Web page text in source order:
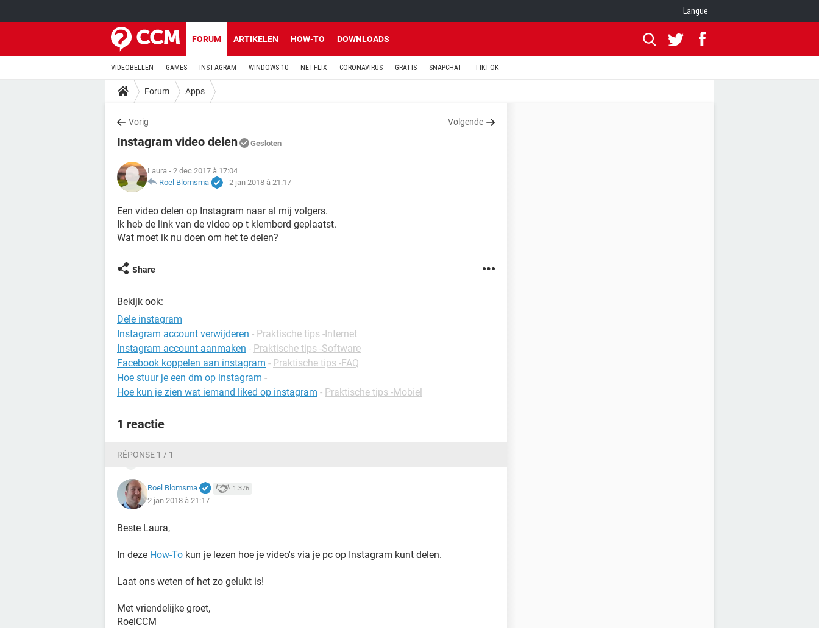
Langue
FORUM ARTIKELEN HOW-TO DOWNLOADS
VIDEOBELLEN GAMES INSTAGRAM WINDOWS 10 NETFLIX CORONAVIRUS GRATIS SNAPCHAT TIKTOK
Forum Apps
Vorig Volgende
Instagram video delen Gesloten
Laura - 2 dec 2017 à 17:04
Roel Blomsma
- 2 jan 2018 à 21:17
Een video delen op Instagram naar al mij volgers.
Ik heb de link van de video op t klembord geplaatst.
Wat moet ik nu doen om het te delen?
Share
Bekijk ook:
Dele instagram
Instagram account verwijderen - Praktische tips -Internet
Instagram account aanmaken - Praktische tips -Software
Facebook koppelen aan instagram - Praktische tips -FAQ
Hoe stuur je een dm op instagram -
Hoe kun je zien wat iemand liked op instagram - Praktische tips -Mobiel
1 reactie
RÉPONSE 1 / 1
Roel Blomsma 1.376
2 jan 2018 à 21:17
Beste Laura,
In deze How-To kun je lezen hoe je video's via je pc op Instagram kunt delen.
Laat ons weten of het zo gelukt is!
Met vriendelijke groet,
RoelCCM